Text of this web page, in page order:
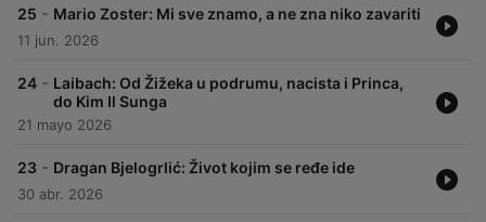
25 - Mario Zoster: Mi sve znamo, a ne zna niko zavariti
11 jun. 2026
24 - Laibach: Od Žižeka u podrumu, nacista i Princa,
do Kim Il Sunga
21 mayo 2026
23 - Dragan Bjelogrlić: Život kojim se ređe ide
30 abr. 2026